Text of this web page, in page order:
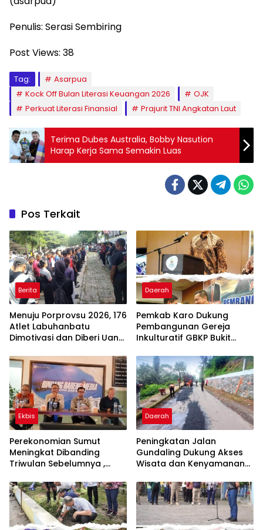
Penulis: Serasi Sembiring
Post Views: 38
Tag:
Asarpua
Kock Off Bulan Literasi Keuangan 2026
OJK
Perkuat Literasi Finansial
Prajurit TNI Angkatan Laut
Terima Dubes Australia, Bobby Nasution
Harap Kerja Sama Semakin Luas
Pos Terkait
Berita
Menuju Porprovsu 2026, 176
Atlet Labuhanbatu
Dimotivasi dan Diberi Uang
Daerah
Pemkab Karo Dukung
Pembangunan Gereja
Inkulturatif GBKP Bukit
Ekbis
Perekonomian Sumut
Meningkat Dibanding
Triwulan Sebelumnya ,
Daerah
Peningkatan Jalan
Gundaling Dukung Akses
Wisata dan Kenyamanan